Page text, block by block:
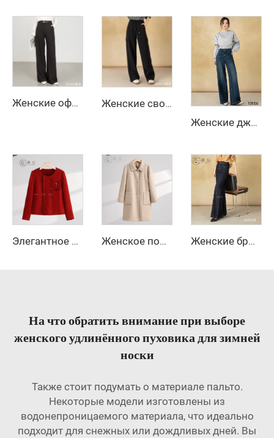
Женские офисные брюки с высокой талией и широкими штанинами на осень/зиму — дышащие однотонные длинные прямые брюки
Женские свободные однотонные карго широкие повседневные брюки, окрашенные джинсы
Женские джинсы осеннего уличного стиля с высокой талией, широкими штанинами, расклешенные, с длинными рукавами, застежкой-молнией, устойчивые к морщинам
Элегантное женское зимнее стеганое шерстяное пальто с двойным рядом пуговиц и декором логотипа с мехом, новая коллекция, основной цвет Женское повседневное пальто из шерсти приталенного кроя, однотонная теплая куртка с длинными рукавами на осень и зиму, свободное пальто — акция по случаю сырьевой обработки Женские брюки с широкими штанинами и длинными рукавами, застежка на молнии, осенний уличный стиль, анти-складки, повседневные джинсы
На что обратить внимание при выборе
женского удлинённого пуховика для зимней
носки
Также стоит подумать о материале пальто.
Некоторые модели изготовлены из
водонепроницаемого материала, что идеально
подходит для снежных или дождливых дней. Вы